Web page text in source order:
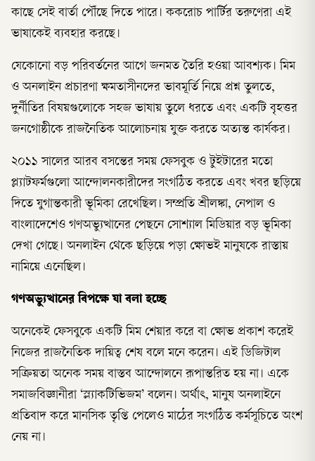
কাছে সেই বার্তা পৌঁছে দিতে পারে। ককরোচ পার্টির তরুণেরা এই
ভাষাকেই ব্যবহার করছে।
যেকোনো বড় পরিবর্তনের আগে জনমত তৈরি হওয়া আবশ্যক। মিম
ও অনলাইন প্রচারণা ক্ষমতাসীনদের ভাবমূর্তি নিয়ে প্রশ্ন তুলতে,
দুর্নীতির বিষয়গুলোকে সহজ ভাষায় তুলে ধরতে এবং একটি বৃহত্তর
জনগোষ্ঠীকে রাজনৈতিক আলোচনায় যুক্ত করতে অত্যন্ত কার্যকর।
২০১১ সালের আরব বসন্তের সময় ফেসবুক ও টুইটারের মতো
প্ল্যাটফর্মগুলো আন্দোলনকারীদের সংগঠিত করতে এবং খবর ছড়িয়ে
দিতে যুগান্তকারী ভূমিকা রেখেছিল। সম্প্রতি শ্রীলঙ্কা, নেপাল ও
বাংলাদেশেও গণঅভ্যুত্থানের পেছনে সোশ্যাল মিডিয়ার বড় ভূমিকা
দেখা গেছে। অনলাইন থেকে ছড়িয়ে পড়া ক্ষোভই মানুষকে রাস্তায়
নামিয়ে এনেছিল।
গণঅভ্যুত্থানের বিপক্ষে যা বলা হচ্ছে
অনেকেই ফেসবুকে একটি মিম শেয়ার করে বা ক্ষোভ প্রকাশ করেই
নিজের রাজনৈতিক দায়িত্ব শেষ বলে মনে করেন। এই ডিজিটাল
সক্রিয়তা অনেক সময় বাস্তব আন্দোলনে রূপান্তরিত হয় না। একে
সমাজবিজ্ঞানীরা ‘স্ল্যাকটিভিজম’ বলেন। অর্থাৎ, মানুষ অনলাইনে
প্রতিবাদ করে মানসিক তৃপ্তি পেলেও মাঠের সংগঠিত কর্মসূচিতে অংশ
নেয় না।